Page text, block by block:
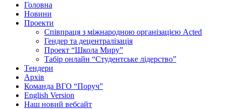
Головна
Новини
Проекти
Співпраця з міжнародною організацією Acted
Гендер та децентралізація
Проект “Школа Миру”
Табір онлайн “Студентське лідерство”
Tендери
Архів
Команда ВГО “Поруч”
English Version
Наш новий вебсайт